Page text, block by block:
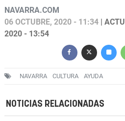
NAVARRA.COM
06 OCTUBRE, 2020 - 11:34 |
2020 - 13:54
NAVARRA CULTURA AYUDA
NOTICIAS RELACIONADAS